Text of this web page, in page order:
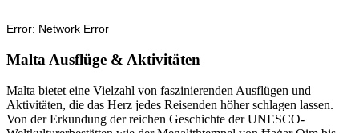
Malta Ausflüge & Aktivitäten
Malta bietet eine Vielzahl von faszinierenden Ausflügen und
Aktivitäten, die das Herz jedes Reisenden höher schlagen lassen.
Von der Erkundung der reichen Geschichte der UNESCO-